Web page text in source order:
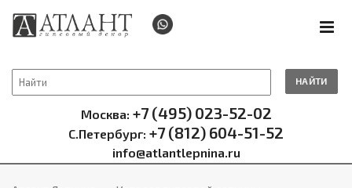
НАЙТИ
Москва: +7 (495) 023-52-02
С.Петербург: +7 (812) 604-51-52
info@atlantlepnina.ru